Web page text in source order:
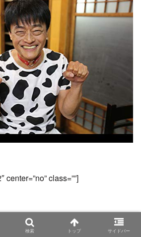
center=”no” class=””]
、静岡県駿東郡清水町出身の[birth
検索 トップ サイドバー